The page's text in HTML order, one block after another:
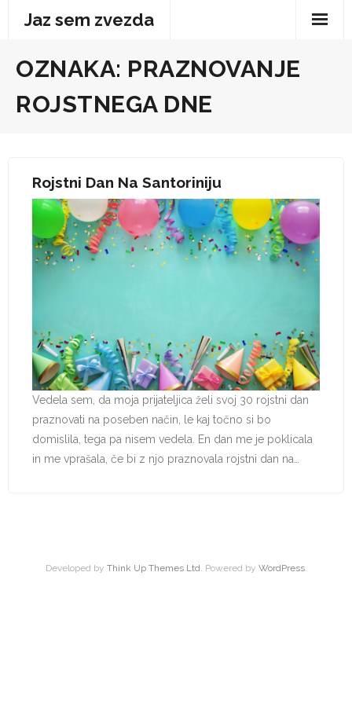
Jaz sem zvezda
OZNAKA: PRAZNOVANJE
ROJSTNEGA DNE
Rojstni Dan Na Santoriniju
Vedela sem, da moja prijateljica želi svoj 30 rojstni dan
praznovati na poseben način, le kaj točno si bo
domislila, tega pa nisem vedela. En dan me je poklicala
in me vprašala, če bi z njo praznovala rojstni dan na…
Developed by Think Up Themes Ltd. Powered by WordPress.